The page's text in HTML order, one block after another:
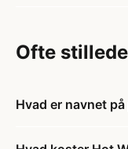
Ofte
Hvad er navnet